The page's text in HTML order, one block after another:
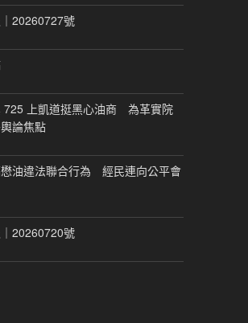
20260727號
725 上凱道挺黑心油商 為革實院
論焦點
油違法聯合行為 經民連向公平會
20260720號